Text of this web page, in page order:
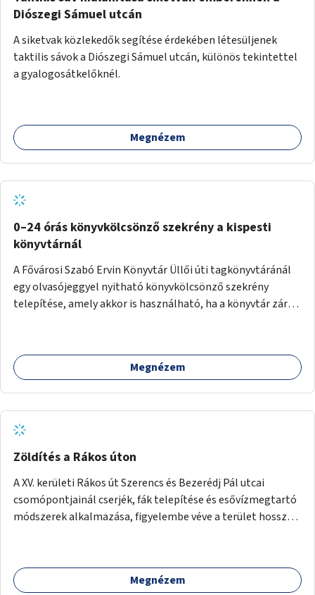
Diószegi Sámuel utcán
A siketvak közlekedők segítése érdekében létesüljenek
taktilis sávok a Diószegi Sámuel utcán, különös tekintettel
a gyalogosátkelőknél.
Megnézem
0–24 órás könyvkölcsönző szekrény a kispesti
könyvtárnál
A Fővárosi Szabó Ervin Könyvtár Üllői úti tagkönyvtáránál
egy olvasójeggyel nyitható könyvkölcsönző szekrény
telepítése, amely akkor is használható, ha a könyvtár zárva
Megnézem
Zöldítés a Rákos úton
A XV. kerületi Rákos út Szerencs és Bezerédj Pál utcai
csomópontjainál cserjék, fák telepítése és esővízmegtartó
módszerek alkalmazása, figyelembe véve a terület hosszú
Megnézem